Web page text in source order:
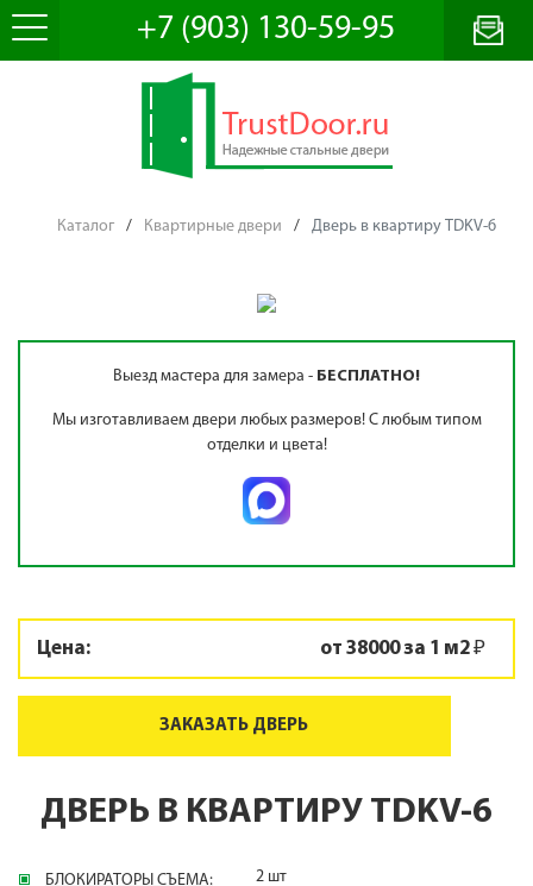
Каталог / Квартирные двери / Дверь в квартиру TDKV-6
Выезд мастера для замера - БЕСПЛАТНО!
Мы изготавливаем двери любых размеров! С любым типом
отделки и цвета!
Цена: от 38000 за 1 м2 ₽
ЗАКАЗАТЬ ДВЕРЬ
ДВЕРЬ В КВАРТИРУ TDKV-6
БЛОКИРАТОРЫ СЪЕМА: 2 шт
+7 (903) 130-59-95